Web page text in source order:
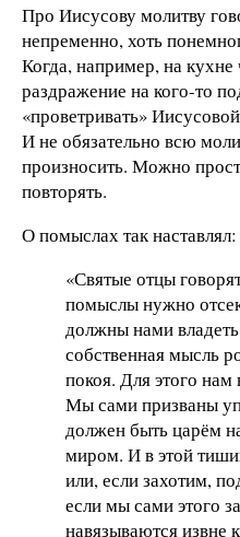
Про Иисусову молитву
непременно, хоть
Когда, например, на
раздражение на кого-то
«проветривать»
И не обязательно всю
произносить. Можно
повторять.
О помыслах так наставлял:
«Святые отцы
помыслы нужно
должны нами
собственная мысль
покоя. Для этого
Мы сами призваны
должен быть царём
миром. И в этой
или, если захотим,
если мы сами этого
навязываются извне